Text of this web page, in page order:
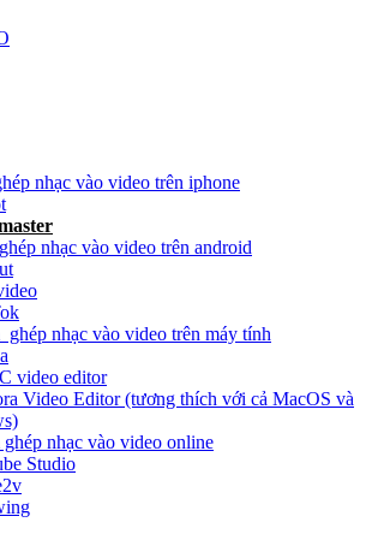
nhạc vào video trên iphone
nhạc vào video trên android
nhạc vào video trên máy tính
video editor
Video Editor (tương thích với cả MacOS và
nhạc vào video online
Studio